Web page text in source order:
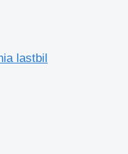
lastbil